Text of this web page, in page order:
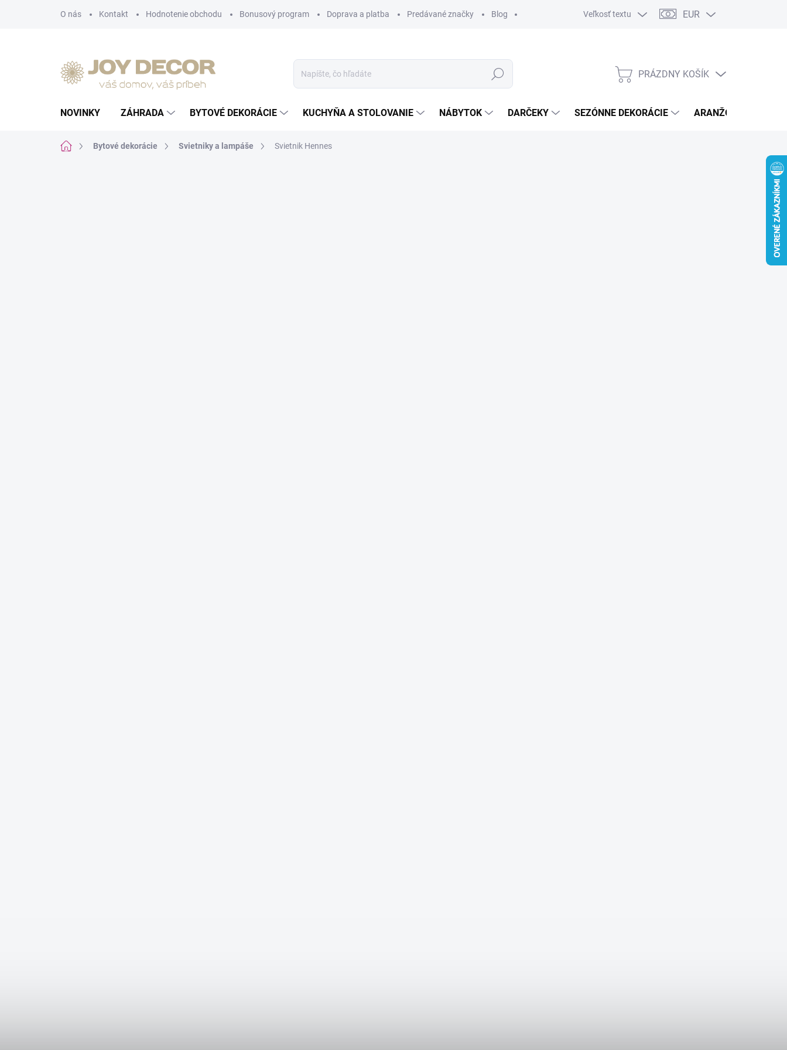
O nás Kontakt Hodnotenie obchodu Bonusový program Doprava a platba Predávané značky Blog Veľkosť textu EUR
Hľadať
NÁKUPNÝ
PRÁZDNY KOŠÍK
NOVINKY ZÁHRADA BYTOVÉ DEKORÁCIE KUCHYŇA A STOLOVANIE NÁBYTOK DARČEKY SEZÓNNE DEKORÁCIE ARANŽOVACÍ
DomovBytové dekorácie Svietniky a lampáše Svietnik Hennes